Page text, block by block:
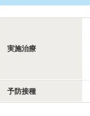
実施治療
予防接種